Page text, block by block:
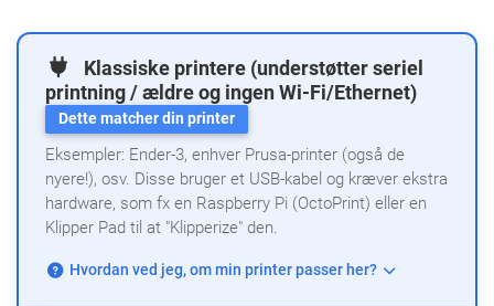
Klassiske printere (understøtter seriel
printning / ældre og ingen Wi-Fi/Ethernet)
Dette matcher din printer
Eksempler: Ender-3, enhver Prusa-printer (også de
nyere!), osv. Disse bruger et USB-kabel og kræver ekstra
hardware, som fx en Raspberry Pi (OctoPrint) eller en
Klipper Pad til at "Klipperize" den.
Hvordan ved jeg, om min printer passer her?